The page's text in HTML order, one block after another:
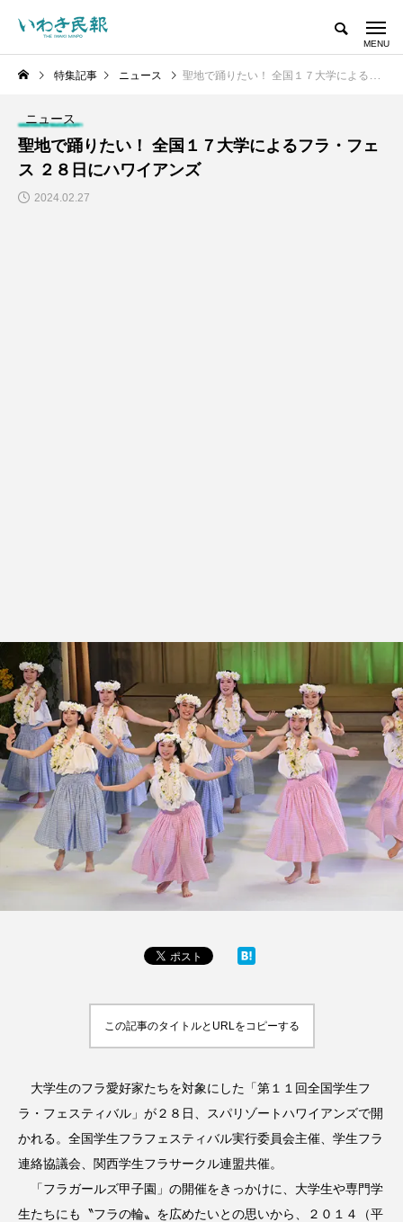
特集記事 ニュース 聖地で踊りたい！ 全国１７大学によるフラ・フェス ２８日にハワイアンズ
ニュース
聖地で踊りたい！ 全国１７大学によるフラ・フェ
ス ２８日にハワイアンズ
2024.02.27
この記事のタイトルとURLをコピーする
大学生のフラ愛好家たちを対象にした「第１１回全国学生フ
ラ・フェスティバル」が２８日、スパリゾートハワイアンズで開
かれる。全国学生フラフェスティバル実行委員会主催、学生フラ
連絡協議会、関西学生フラサークル連盟共催。
「フラガールズ甲子園」の開催をきっかけに、大学生や専門学
生たちにも〝フラの輪〟を広めたいとの思いから、２０１４（平